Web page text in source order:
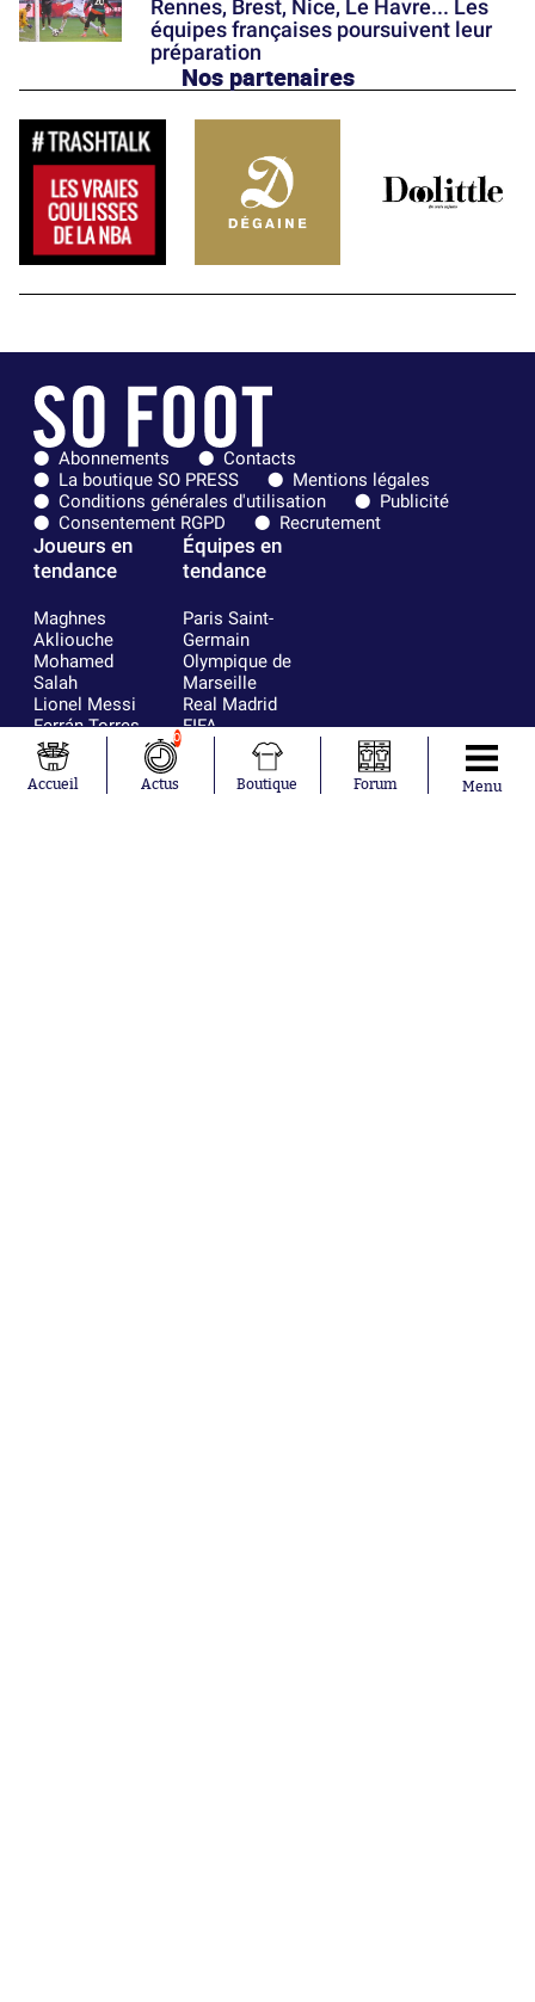
Rennes, Brest, Nice, Le Havre... Les
équipes françaises poursuivent leur
préparation
Nos partenaires
Abonnements
Contacts
La boutique SO PRESS
Mentions légales
Conditions générales d'utilisation
Publicité
Consentement RGPD
Recrutement
Joueurs en
tendance
Maghnes
Akliouche
Mohamed
Salah
Lionel Messi
Ferrán Torres
Kilian Corredor
Franco
Mastantuono
Équipes en
tendance
Paris Saint-
Germain
Olympique de
Marseille
Real Madrid
FIFA
Olympique
AS Monaco
Accueil
0
Actus Boutique Forum Menu